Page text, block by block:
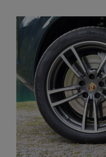
Porsche Shop
Mein Porsche Account
Car Configurator
Porsche Timepieces
Porsche Poster Designer